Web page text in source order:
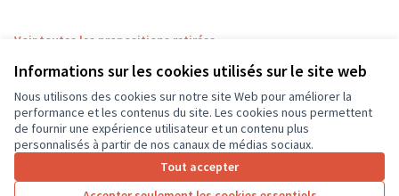
Informations sur les cookies utilisés sur le site web
Nous utilisons des cookies sur notre site Web pour améliorer la
performance et les contenus du site. Les cookies nous permettent
de fournir une expérience utilisateur et un contenu plus
personnalisés à partir de nos canaux de médias sociaux.
Tout accepter
Voir toutes les propositions retirées
Conditions d'utilisation
Paramètres des cookies
CD37 sur X
(Lien externe)
CD37 sur Facebook
CD37 sur Instagram
CD37 sur YouTube
(Lien externe)